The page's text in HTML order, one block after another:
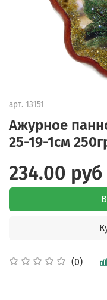
арт. 13151
Ажурное
25-19-1см
(0)
234.00 руб